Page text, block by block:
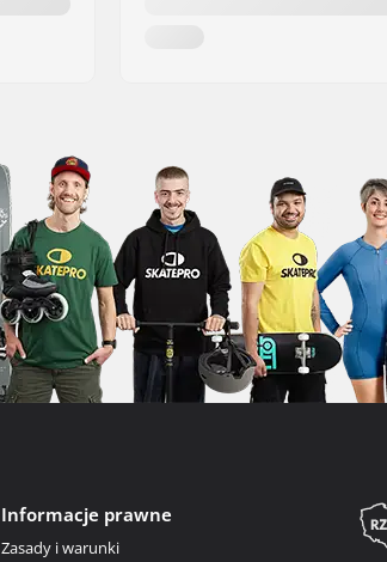
Informacje prawne
Zasady i warunki